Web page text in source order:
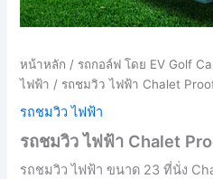
หน้าหลัก / รถกอล์ฟ โดย EV Golf
ไฟฟ้า / รถชมวิว ไฟฟ้า Chalet
รถชมวิว ไฟฟ้า
รถชมวิว ไฟฟ้า Chalet
รถชมวิว ไฟฟ้า ขนาด 23 ที่นั่ง